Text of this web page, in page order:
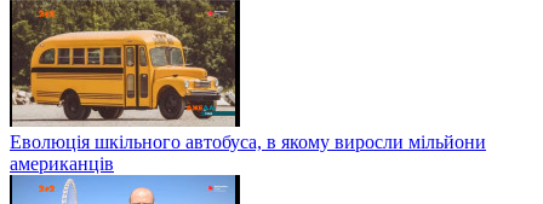
Еволюція шкільного автобуса, в якому виросли мільйони
американців